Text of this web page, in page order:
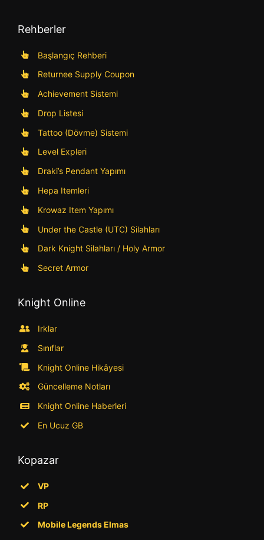
Rehberler
Başlangıç Rehberi
Returnee Supply Coupon
Achievement Sistemi
Drop Listesi
Tattoo (Dövme) Sistemi
Level Expleri
Draki’s Pendant Yapımı
Hepa Itemleri
Krowaz Item Yapımı
Under the Castle (UTC) Silahları
Dark Knight Silahları / Holy Armor
Secret Armor
Knight Online
Irklar
Sınıflar
Knight Online Hikâyesi
Güncelleme Notları
Knight Online Haberleri
En Ucuz GB
Kopazar
VP
RP
Mobile Legends Elmas